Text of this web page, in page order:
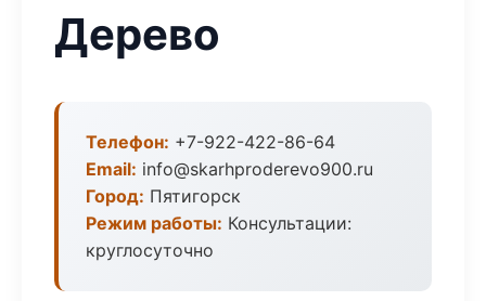
Дерево
Телефон: +7-922-422-86-64
Email: info@skarhproderevo900.ru
Город: Пятигорск
Режим работы: Консультации:
круглосуточно